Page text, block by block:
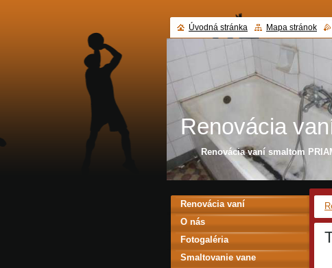
Renovácia
Renovácia vaní smaltom
Renovácia vaní
O nás
Fotogaléria
Smaltovanie vane
Úvodná stránka Mapa stránok